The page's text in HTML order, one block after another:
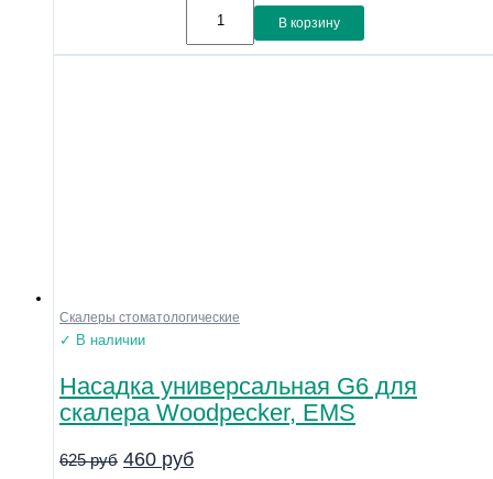
В корзину
Скалеры стоматологические
✓ В наличии
Насадка универсальная G6 для
скалера Woodpecker, EMS
625руб 460 руб